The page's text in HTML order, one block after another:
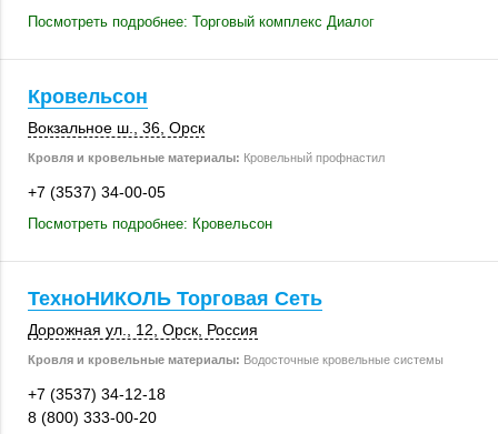
Посмотреть подробнее: Торговый комплекс Диалог
Кровельсон
Вокзальное ш., 36 Орск
Кровля и кровельные материалы: Кровельный профнастил
+7 (3537) 34-00-05
Посмотреть подробнее: Кровельсон
ТехноНИКОЛЬ Торговая Сеть
Дорожная ул., 12 Орск Россия
Кровля и кровельные материалы: Водосточные кровельные системы
+7 (3537) 34-12-18
8 (800) 333-00-20